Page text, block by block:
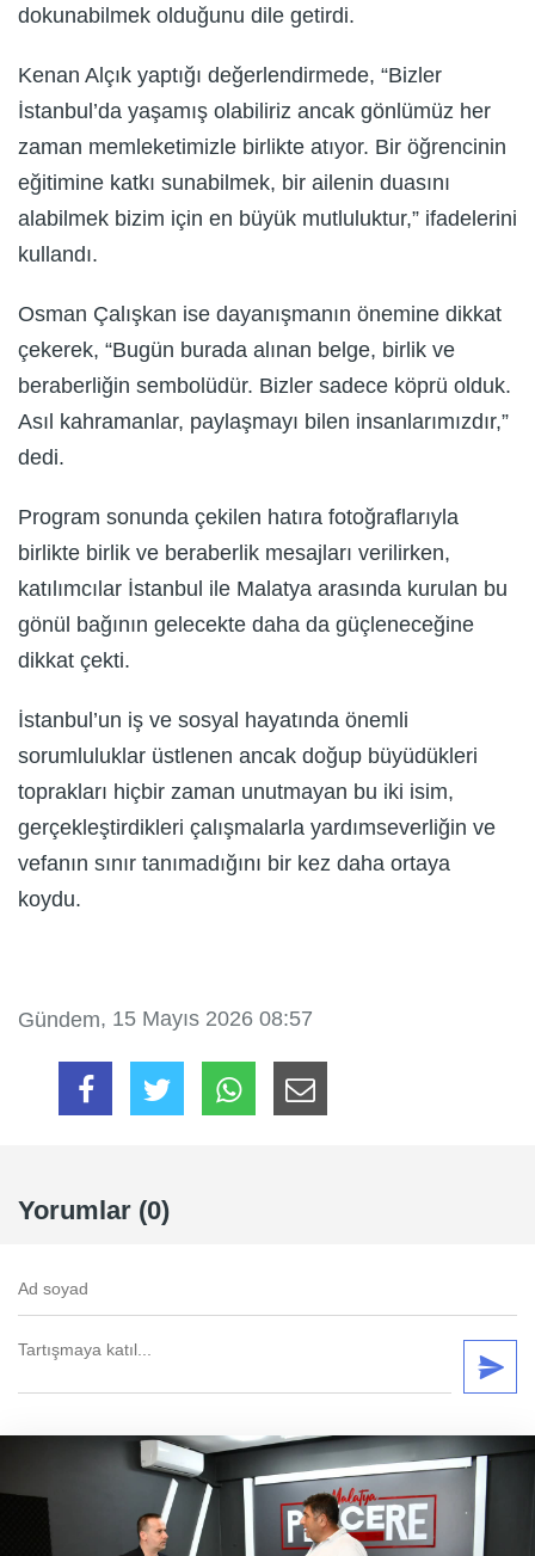
dokunabilmek olduğunu dile getirdi.
Kenan Alçık yaptığı değerlendirmede, “Bizler
İstanbul’da yaşamış olabiliriz ancak gönlümüz her
zaman memleketimizle birlikte atıyor. Bir öğrencinin
eğitimine katkı sunabilmek, bir ailenin duasını
alabilmek bizim için en büyük mutluluktur,” ifadelerini
kullandı.
Osman Çalışkan ise dayanışmanın önemine dikkat
çekerek, “Bugün burada alınan belge, birlik ve
beraberliğin sembolüdür. Bizler sadece köprü olduk.
Asıl kahramanlar, paylaşmayı bilen insanlarımızdır,”
dedi.
Program sonunda çekilen hatıra fotoğraflarıyla
birlikte birlik ve beraberlik mesajları verilirken,
katılımcılar İstanbul ile Malatya arasında kurulan bu
gönül bağının gelecekte daha da güçleneceğine
dikkat çekti.
İstanbul’un iş ve sosyal hayatında önemli
sorumluluklar üstlenen ancak doğup büyüdükleri
toprakları hiçbir zaman unutmayan bu iki isim,
gerçekleştirdikleri çalışmalarla yardımseverliğin ve
vefanın sınır tanımadığını bir kez daha ortaya
koydu.
Gündem, 15 Mayıs 2026 08:57
Yorumlar (0)